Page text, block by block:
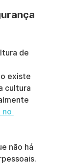
de
existe
cultura
no
não há